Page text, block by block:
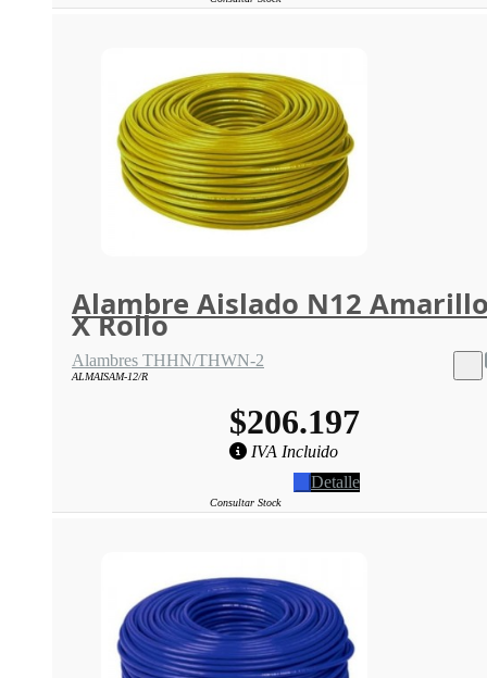
Alambre Aislado N12
X Rollo
Alambres THHN/THWN-2
ALMAISAM-12/R
$206.197
IVA Incluido
Detalle
Consultar Stock